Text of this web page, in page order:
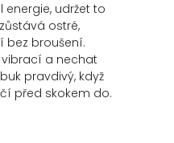
udržet to
ostré,
bez broušení.
a nechat
pravdivý, když
před skokem do.